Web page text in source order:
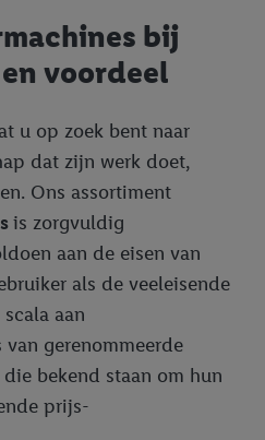
bij
voordeel
u op zoek bent naar
dat zijn werk doet,
Ons assortiment
is zorgvuldig
aan de eisen van
als de veeleisende
aan
gerenommeerde
bekend staan om hun
prijs-